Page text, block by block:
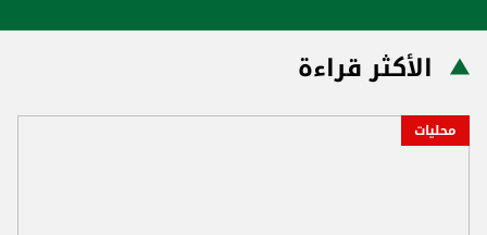
الأكثر قراءة
محليات